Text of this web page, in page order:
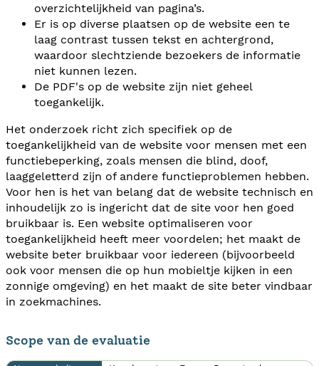
overzichtelijkheid van pagina’s.
Er is op diverse plaatsen op de website een te
laag contrast tussen tekst en achtergrond,
waardoor slechtziende bezoekers de informatie
niet kunnen lezen.
De PDF's op de website zijn niet geheel
toegankelijk.
Het onderzoek richt zich specifiek op de
toegankelijkheid van de website voor mensen met een
functiebeperking, zoals mensen die blind, doof,
laaggeletterd zijn of andere functieproblemen hebben.
Voor hen is het van belang dat de website technisch en
inhoudelijk zo is ingericht dat de site voor hen goed
bruikbaar is. Een website optimaliseren voor
toegankelijkheid heeft meer voordelen; het maakt de
website beter bruikbaar voor iedereen (bijvoorbeeld
ook voor mensen die op hun mobieltje kijken in een
zonnige omgeving) en het maakt de site beter vindbaar
in zoekmachines.
Scope van de evaluatie